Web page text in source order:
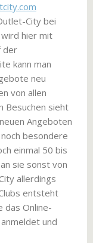
City bei
hier mit
der
kann man
neu
von allen
Besuchen sieht
Angeboten
besondere
einmal 50 bis
sie sonst von
allerdings
entsteht
das Online-
und